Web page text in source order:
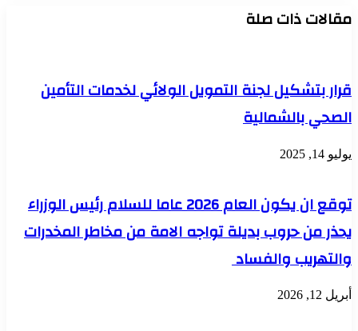
مقالات ذات صلة
قرار بتشكيل لجنة التمويل الولائي لخدمات التأمين
الصحي بالشمالية
يوليو 14, 2025
توقع ان يكون العام 2026 عاما للسلام رئيس الوزراء
يحذر من حروب بديلة تواجه الامة من مخاطر المخدرات
والتهريب والفساد
أبريل 12, 2026